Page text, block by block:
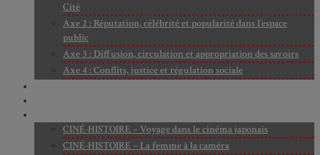
Cité
Axe 2 : Réputation, célébrité et popularité dans l’espace
public
Axe 3 : Diffusion, circulation et appropriation des savoirs
Axe 4 : Conflits, justice et régulation sociale
CINÉ-HISTOIRE – Voyage dans le cinéma japonais
CINÉ-HISTOIRE – La femme à la caméra